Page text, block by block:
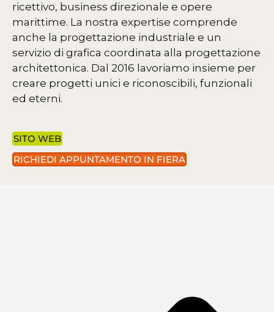
ricettivo, business direzionale e opere
marittime. La nostra expertise comprende
anche la progettazione industriale e un
servizio di grafica coordinata alla progettazione
architettonica. Dal 2016 lavoriamo insieme per
creare progetti unici e riconoscibili, funzionali
ed eterni.
SITO WEB
RICHIEDI APPUNTAMENTO IN FIERA